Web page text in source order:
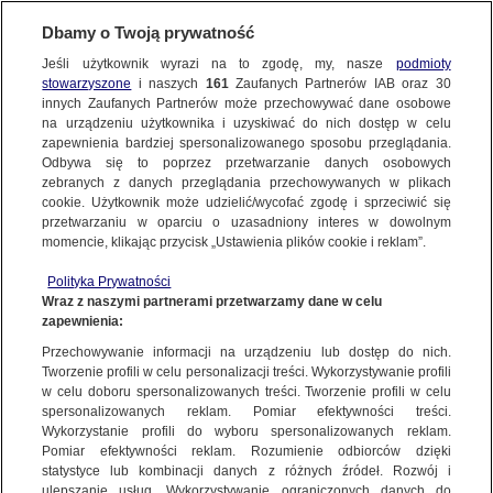
KONTAKT24|NAJNOWSZE
Pijany dachował na prostej drodze.
"Udawał, że to nie on kierował"
24 LUTEGO 2013 16:25
KONTAKT24
Wyślij Materiał
WYŚLIJ MATERIAŁ
NAJNOWSZE
GORĄCE TEMATY
WIĘCEJ
KANAŁY
Dzień dobry!
Jedno konto do wszystkich usług
Dbamy o Twoją prywatność
Jeśli użytkownik wyrazi na to zgodę, my, nasze podmioty
stowarzyszone i naszych 161Zaufanych Partnerów IAB oraz 30
innych Zaufanych Partnerów może przechowywać dane osobowe
na urządzeniu użytkownika i uzyskiwać do nich dostęp w celu
zapewnienia bardziej spersonalizowanego sposobu przeglądania.
Odbywa się to poprzez przetwarzanie danych osobowych
zebranych z danych przeglądania przechowywanych w plikach
cookie. Użytkownik może udzielić/wycofać zgodę i sprzeciwić się
przetwarzaniu w oparciu o uzasadniony interes w dowolnym
momencie, klikając przycisk „Ustawienia plików cookie i reklam”.
Polityka Prywatności
Wraz z naszymi partnerami przetwarzamy dane w celu
zapewnienia:
Przechowywanie informacji na urządzeniu lub dostęp do nich.
Tworzenie profili w celu personalizacji treści. Wykorzystywanie profili
w celu doboru spersonalizowanych treści. Tworzenie profili w celu
spersonalizowanych reklam. Pomiar efektywności treści.
Wykorzystanie profili do wyboru spersonalizowanych reklam.
Pomiar efektywności reklam. Rozumienie odbiorców dzięki
statystyce lub kombinacji danych z różnych źródeł. Rozwój i